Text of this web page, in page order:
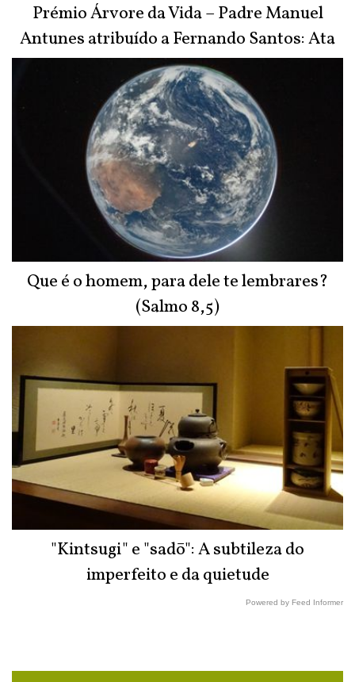
Prémio Árvore da Vida – Padre Manuel
Antunes atribuído a Fernando Santos: Ata
do Júri
Que é o homem, para dele te lembrares?
(Salmo 8,5)
"Kintsugi" e "sadō": A subtileza do
imperfeito e da quietude
Powered by Feed Informer